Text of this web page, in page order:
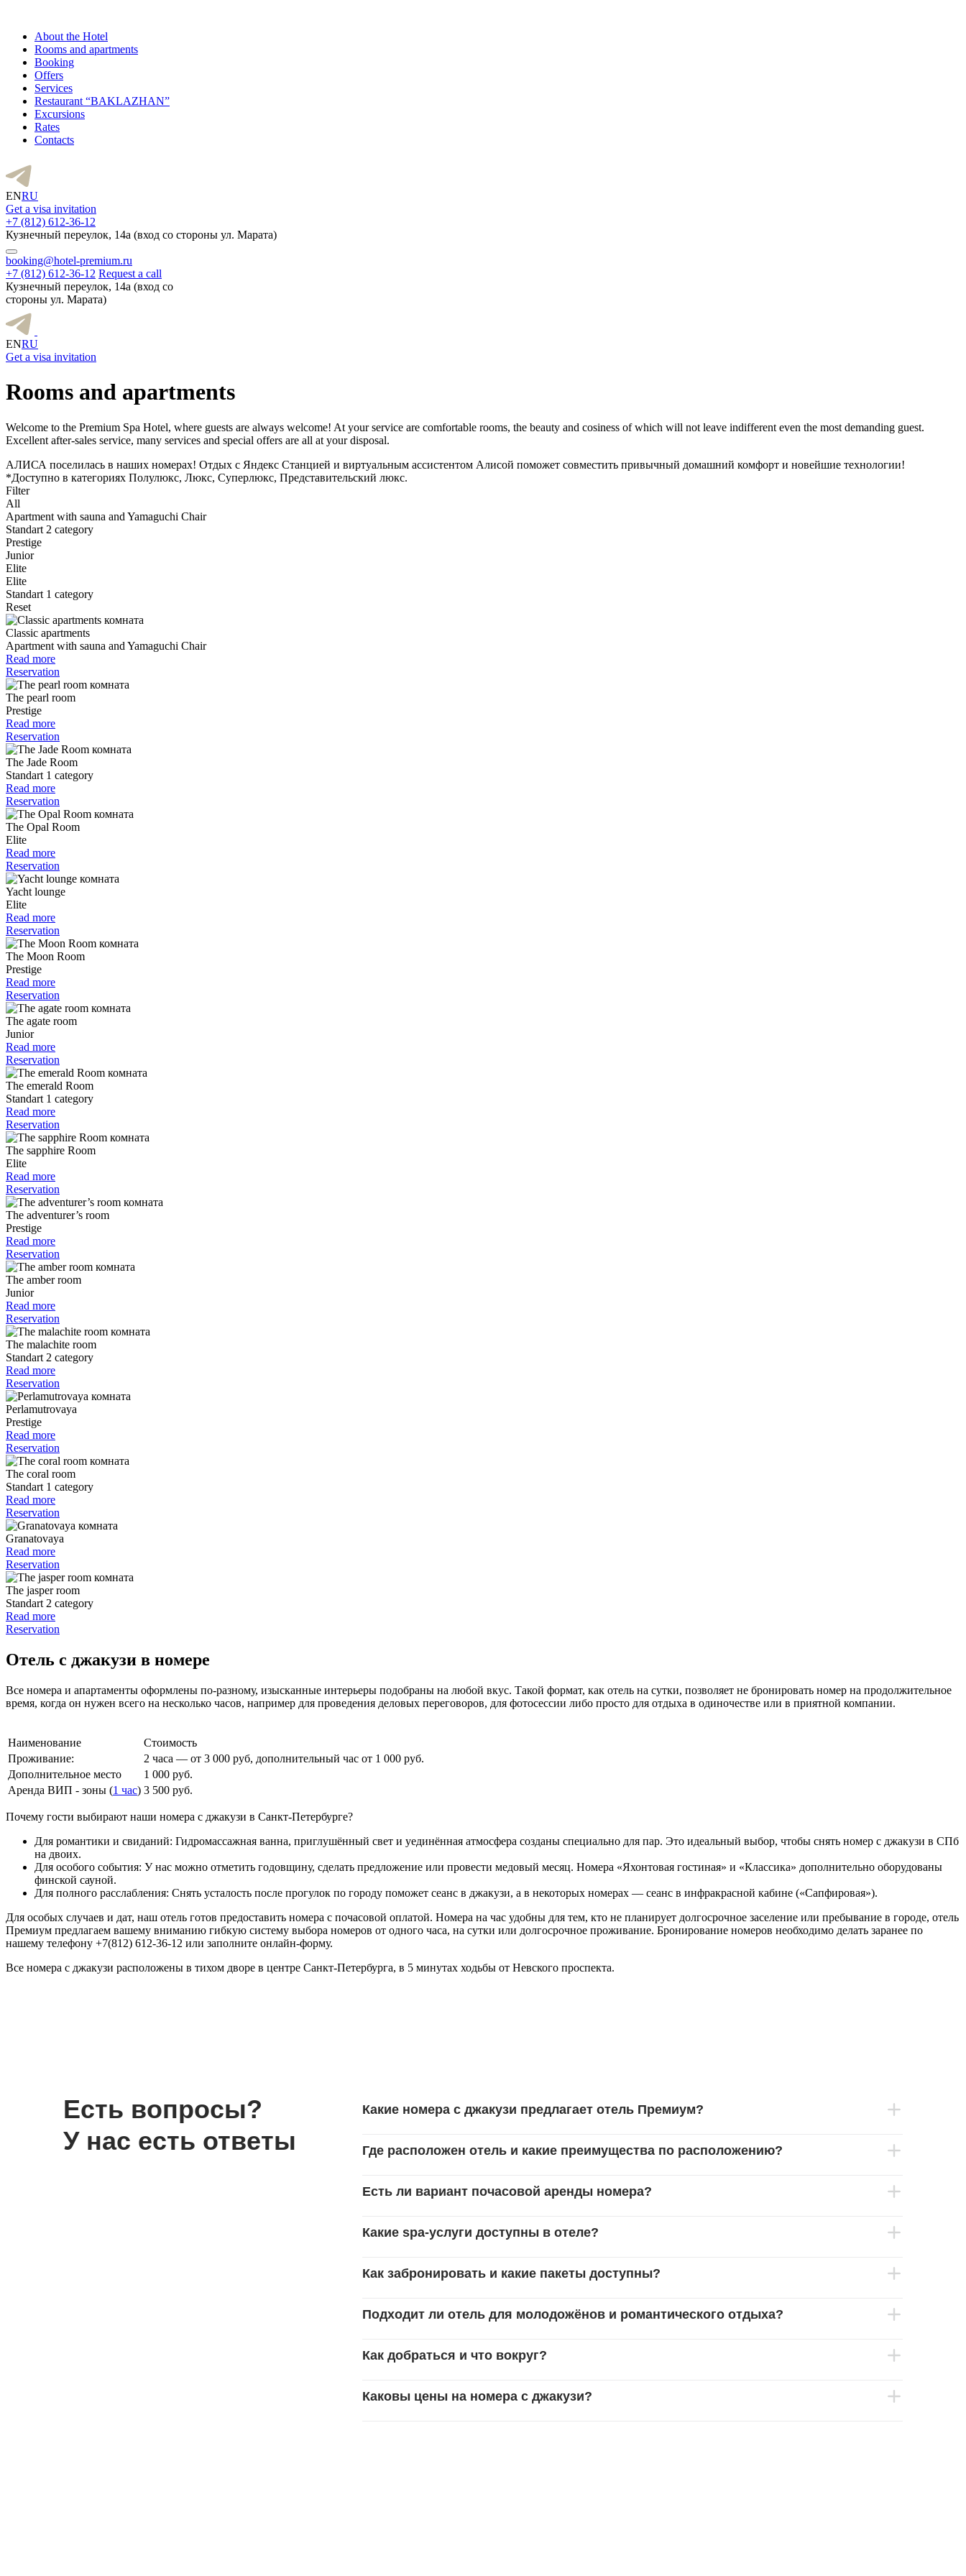
About the Hotel
Rooms and apartments
Booking
Offers
Services
Restaurant “BAKLAZHAN”
Excursions
Rates
Contacts
ENRU
Get a visa invitation
+7 (812) 612-36-12
Кузнечный переулок, 14а (вход со стороны ул. Марата)
booking@hotel-premium.ru
+7 (812) 612-36-12 Request a call
Кузнечный переулок, 14а (вход со
стороны ул. Марата)
ENRU
Get a visa invitation
Rooms and apartments
Welcome to the Premium Spa Hotel, where guests are always welcome! At your service are comfortable rooms, the beauty and cosiness of which will not leave indifferent even the most demanding guest.
Excellent after-sales service, many services and special offers are all at your disposal.
АЛИСА поселилась в наших номерах! Отдых с Яндекс Станцией и виртуальным ассистентом Алисой поможет совместить привычный домашний комфорт и новейшие технологии!
*Доступно в категориях Полулюкс, Люкс, Суперлюкс, Представительский люкс.
Filter
All
Apartment with sauna and Yamaguchi Chair
Standart 2 category
Prestige
Junior
Elite
Elite
Standart 1 category
Reset
Classic apartments
Apartment with sauna and Yamaguchi Chair
Read more
Reservation
The pearl room
Prestige
Read more
Reservation
The Jade Room
Standart 1 category
Read more
Reservation
The Opal Room
Elite
Read more
Reservation
Yacht lounge
Elite
Read more
Reservation
The Moon Room
Prestige
Read more
Reservation
The agate room
Junior
Read more
Reservation
The emerald Room
Standart 1 category
Read more
Reservation
The sapphire Room
Elite
Read more
Reservation
The adventurer’s room
Prestige
Read more
Reservation
The amber room
Junior
Read more
Reservation
The malachite room
Standart 2 category
Read more
Reservation
Perlamutrovaya
Prestige
Read more
Reservation
The coral room
Standart 1 category
Read more
Reservation
Granatovaya
Read more
Reservation
The jasper room
Standart 2 category
Read more
Reservation
Отель с джакузи в номере
Все номера и апартаменты оформлены по-разному, изысканные интерьеры подобраны на любой вкус. Такой формат, как отель на сутки, позволяет не бронировать номер на продолжительное
время, когда он нужен всего на несколько часов, например для проведения деловых переговоров, для фотосессии либо просто для отдыха в одиночестве или в приятной компании.
Наименование
Стоимость
Проживание:
2 часа — от 3 000 руб, дополнительный час от 1 000 руб.
Дополнительное место
1 000 руб.
Аренда ВИП - зоны (1 час) 3 500 руб.
Почему гости выбирают наши номера с джакузи в Санкт-Петербурге?
Для романтики и свиданий: Гидромассажная ванна, приглушённый свет и уединённая атмосфера созданы специально для пар. Это идеальный выбор, чтобы снять номер с джакузи в СПб
на двоих.
Для особого события: У нас можно отметить годовщину, сделать предложение или провести медовый месяц. Номера «Яхонтовая гостиная» и «Классика» дополнительно оборудованы
финской сауной.
Для полного расслабления: Снять усталость после прогулок по городу поможет сеанс в джакузи, а в некоторых номерах — сеанс в инфракрасной кабине («Сапфировая»).
Для особых случаев и дат, наш отель готов предоставить номера с почасовой оплатой. Номера на час удобны для тем, кто не планирует долгосрочное заселение или пребывание в городе, отель
Премиум предлагаем вашему вниманию гибкую систему выбора номеров от одного часа, на сутки или долгосрочное проживание. Бронирование номеров необходимо делать заранее по
нашему телефону +7(812) 612-36-12 или заполните онлайн-форму.
Все номера с джакузи расположены в тихом дворе в центре Санкт-Петербурга, в 5 минутах ходьбы от Невского проспекта.
Есть вопросы?
У нас есть ответы
Какие номера с джакузи предлагает отель Премиум?
Где расположен отель и какие преимущества по расположению?
Есть ли вариант почасовой аренды номера?
Какие spa‑услуги доступны в отеле?
Как забронировать и какие пакеты доступны?
Подходит ли отель для молодожёнов и романтического отдыха?
Как добраться и что вокруг?
Каковы цены на номера с джакузи?